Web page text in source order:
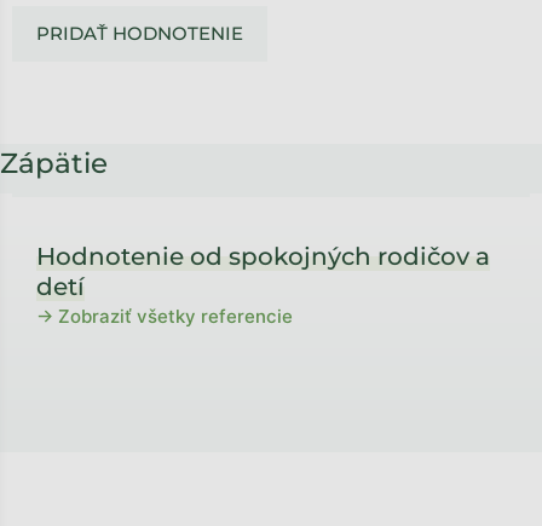
PRIDAŤ HODNOTENIE
Zápätie
Hodnotenie od spokojných rodičov a
detí
→ Zobraziť všetky referencie